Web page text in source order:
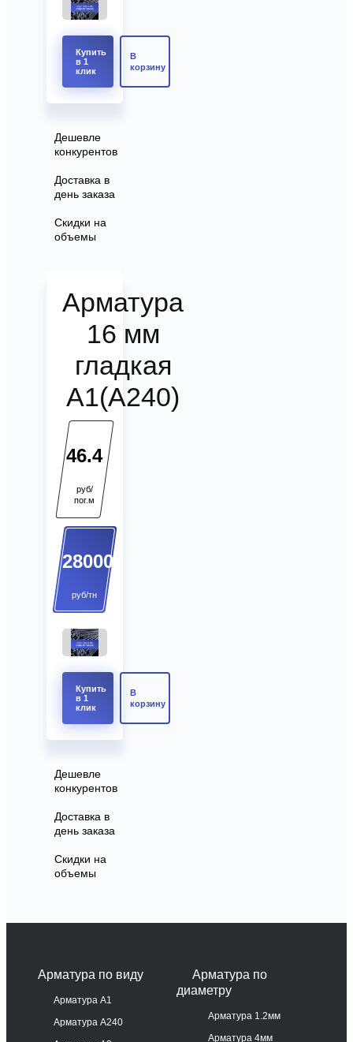
Купить
в 1
клик
В
корзину
Дешевле
конкурентов
Доставка в
день заказа
Скидки на
объемы
Арматура
16 мм
гладкая
А1(А240)
46.4
руб/
пог.м
28000
руб/тн
Купить
в 1
клик
В
корзину
Дешевле
конкурентов
Доставка в
день заказа
Скидки на
объемы
Арматура по виду
Арматура А1
Арматура А240
Арматура по
диаметру
Арматура 1.2мм
Арматура 4мм